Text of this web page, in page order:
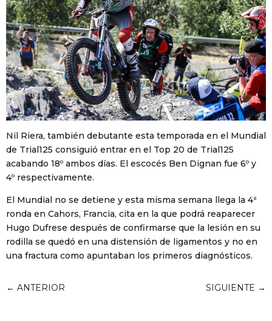
Nil Riera, también debutante esta temporada en el Mundial
de Trial125 consiguió entrar en el Top 20 de Trial125
acabando 18º ambos días. El escocés Ben Dignan fue 6º y
4º respectivamente.
El Mundial no se detiene y esta misma semana llega la 4ª
ronda en Cahors, Francia, cita en la que podrá reaparecer
Hugo Dufrese después de confirmarse que la lesión en su
rodilla se quedó en una distensión de ligamentos y no en
una fractura como apuntaban los primeros diagnósticos.
← ANTERIOR SIGUIENTE →